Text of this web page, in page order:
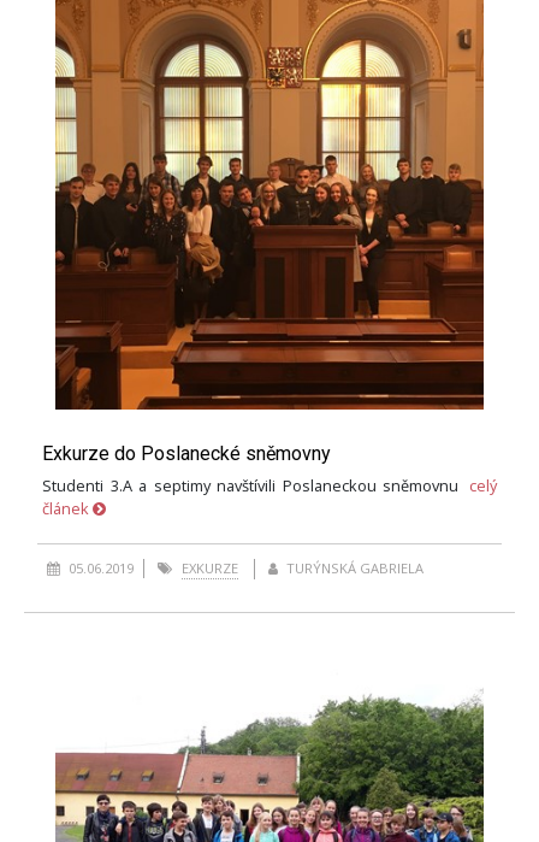
Exkurze do Poslanecké sněmovny
Studenti 3.A a septimy navštívili Poslaneckou sněmovnu
celý
článek
05.06.2019 EXKURZE TURÝNSKÁ GABRIELA